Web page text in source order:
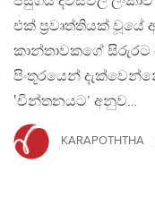
එක් ප්‍රවෘත්තියක් වූයේ
කාන්තාවකගේ සිරුරට
පිංතූරයෙන්
‛චින්තනයට’ අනුව…
KARAPOTHTHA